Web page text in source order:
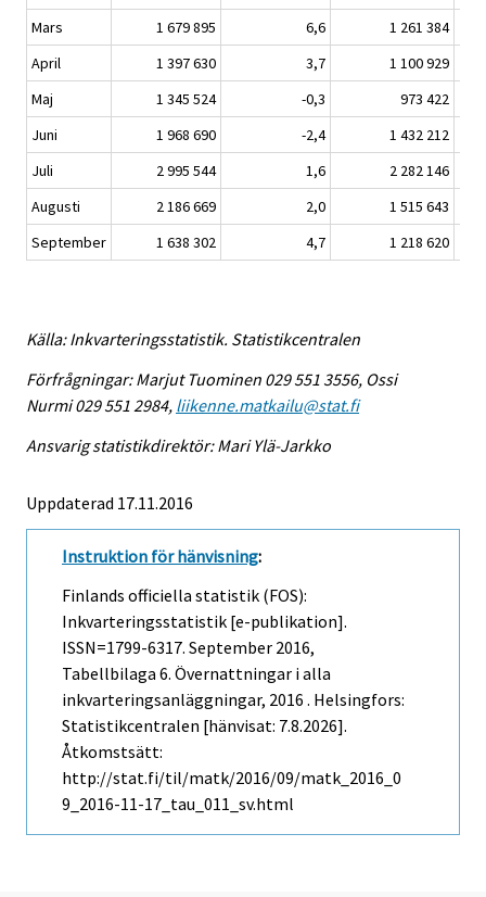
Mars
1 679 895 6,6
1 261 384
April
1 397 630 3,7
1 100 929
Maj
1 345 524 -0,3
973 422
Juni
1 968 690 -2,4
1 432 212
Juli
2 995 544 1,6
2 282 146
Augusti
2 186 669 2,0
1 515 643
September
1 638 302 4,7 1 218 620
Källa: Inkvarteringsstatistik. Statistikcentralen
Förfrågningar: Marjut Tuominen 029 551 3556, Ossi
Nurmi 029 551 2984, liikenne.matkailu@stat.fi
Ansvarig statistikdirektör: Mari Ylä-Jarkko
Uppdaterad 17.11.2016
Instruktion för hänvisning:
Finlands officiella statistik (FOS):
Inkvarteringsstatistik [e-publikation].
ISSN=1799-6317. September 2016,
Tabellbilaga 6. Övernattningar i alla
inkvarteringsanläggningar, 2016 . Helsingfors:
Statistikcentralen [hänvisat: 7.8.2026].
Åtkomstsätt:
http://stat.fi/til/matk/2016/09/matk_2016_0
9_2016-11-17_tau_011_sv.html